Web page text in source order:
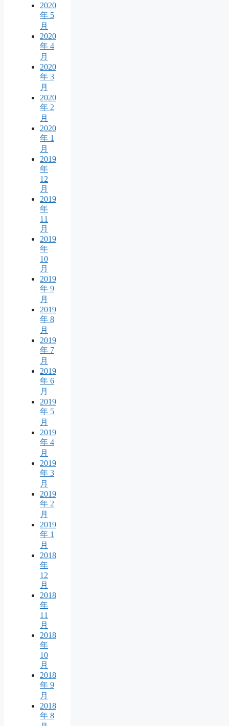
2020
年 5
月
2020
年 4
月
2020
年 3
月
2020
年 2
月
2020
年 1
月
2019
年
12
月
2019
年
11
月
2019
年
10
月
2019
年 9
月
2019
年 8
月
2019
年 7
月
2019
年 6
月
2019
年 5
月
2019
年 4
月
2019
年 3
月
2019
年 2
月
2019
年 1
月
2018
年
12
月
2018
年
11
月
2018
年
10
月
2018
年 9
月
2018
年 8